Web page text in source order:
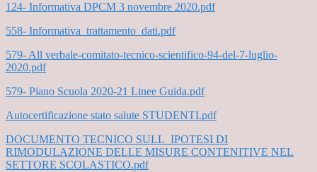
124- Informativa DPCM 3 novembre 2020.pdf
558- Informativa_trattamento_dati.pdf
579- All verbale-comitato-tecnico-scientifico-94-del-7-luglio-
2020.pdf
579- Piano Scuola 2020-21 Linee Guida.pdf
Autocertificazione stato salute STUDENTI.pdf
DOCUMENTO TECNICO SULL_IPOTESI DI
RIMODULAZIONE DELLE MISURE CONTENITIVE NEL
SETTORE SCOLASTICO.pdf